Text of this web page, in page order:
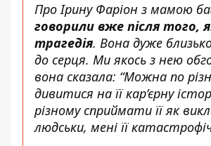
Про Ірину Фаріон з мамою
говорили вже після того,
трагедія. Вона дуже
до серця. Ми якось з нею
вона сказала: “Можна по
дивитися на її кар’єрну
різному сприймати її як
людськи, мені її